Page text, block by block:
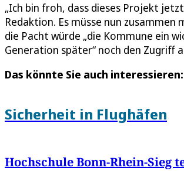
„Ich bin froh, dass dieses Projekt
Redaktion. Es müsse nun
die Pacht würde „die Kommune ein
Generation später“ noch den Zugriff
Das könnte Sie auch interessieren:
Sicherheit in Flughäfen
Hochschule Bonn-Rhein-Sieg